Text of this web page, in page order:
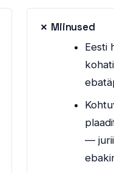
✗ Miinused
Eesti
kohati
—